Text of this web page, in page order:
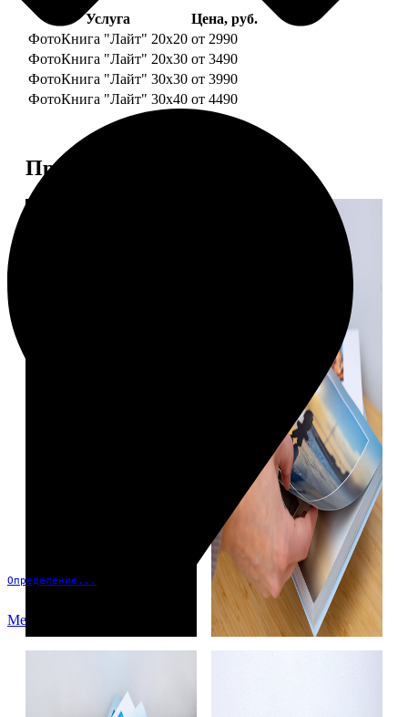
Определение...
Меню
Услуга
Цена, руб.
ФотоКнига "Лайт" 20x20 от 2990
ФотоКнига "Лайт" 20x30 от 3490
ФотоКнига "Лайт" 30x30 от 3990
ФотоКнига "Лайт" 30x40 от 4490
Примеры работ